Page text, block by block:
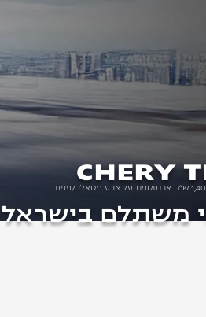
CHERY
משתלם בישראל